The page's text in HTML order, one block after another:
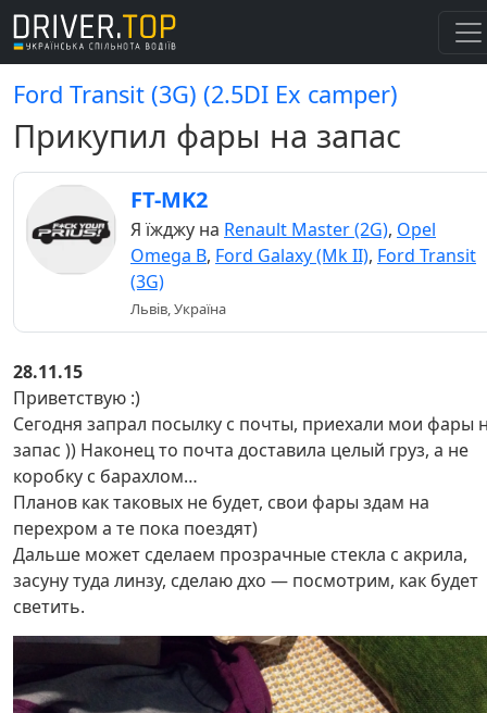
Ford Transit (3G) (2.5DI Ex camper)
Прикупил фары на запас
FT-MK2
Я їжджу на Renault Master (2G), Opel
Omega B, Ford Galaxy (Mk II), Ford Transit
(3G)
Львів, Україна
28.11.15
Приветствую :)
Сегодня запрал посылку с почты, приехали мои фары
запас )) Наконец то почта доставила целый груз, а не
коробку с барахлом…
Планов как таковых не будет, свои фары здам на
перехром а те пока поездят)
Дальше может сделаем прозрачные стекла с акрила,
засуну туда линзу, сделаю дхо — посмотрим, как будет
светить.